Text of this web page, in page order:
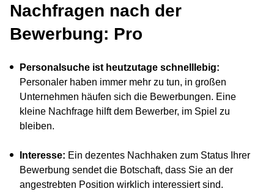
Nachfragen nach der
Bewerbung: Pro
Personalsuche ist heutzutage schnelllebig:
Personaler haben immer mehr zu tun, in großen
Unternehmen häufen sich die Bewerbungen. Eine
kleine Nachfrage hilft dem Bewerber, im Spiel zu
bleiben.
Interesse: Ein dezentes Nachhaken zum Status Ihrer
Bewerbung sendet die Botschaft, dass Sie an der
angestrebten Position wirklich interessiert sind.